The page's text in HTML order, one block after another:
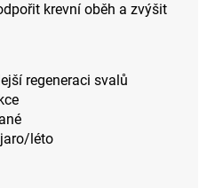
krevní oběh a zvýšit
regeneraci svalů
léto